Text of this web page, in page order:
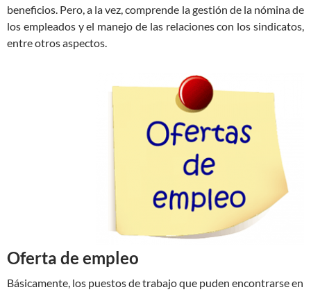
beneficios. Pero, a la vez, comprende la gestión de la nómina de
los empleados y el manejo de las relaciones con los sindicatos,
entre otros aspectos.
Oferta de empleo
Básicamente, los puestos de trabajo que puden encontrarse en